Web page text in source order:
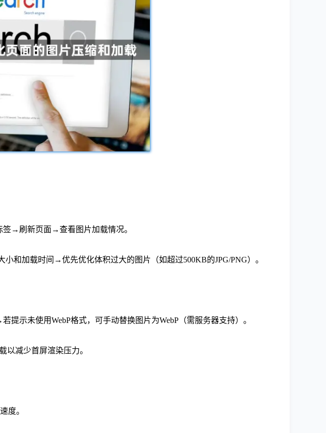
签→刷新页面→查看图片加载情况。
和加载时间→优先优化体积过大的图片（如超过500KB的JPG/PNG）。
提示未使用WebP格式，可手动替换图片为WebP（需服务器支持）。
减少首屏渲染压力。
度。